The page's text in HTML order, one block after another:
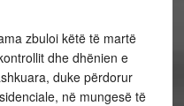
zbuloi këtë të martë
dhe dhënien e
duke përdorur
në mungesë të